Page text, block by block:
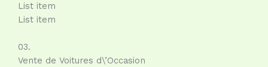
List item
List item
03.
Vente de Voitures d\’Occasion